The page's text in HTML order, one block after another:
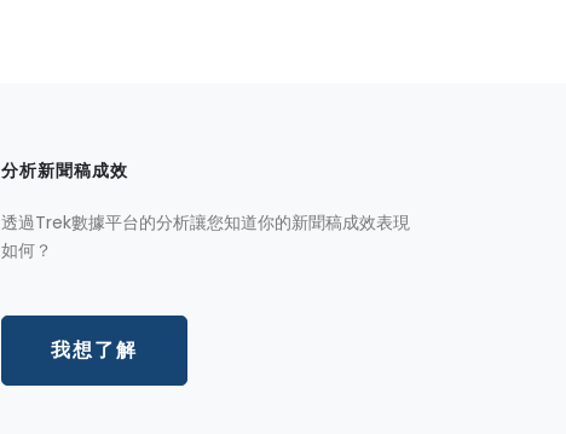
分析新聞稿成效
透過Trek數據平台的分析讓您知道你的新聞稿成效表現
如何？
我想了解